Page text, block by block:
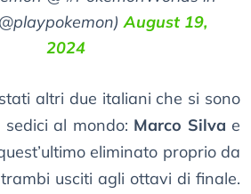
August 19,
2024
altri due italiani che si sono
al mondo: Marco Silva e
eliminato proprio da
usciti agli ottavi di finale.